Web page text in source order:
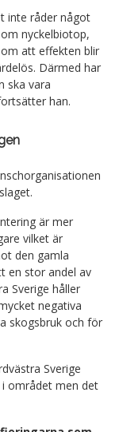
inte råder något
nyckelbiotop,
att effekten blir
Därmed har
ska vara
han.
är mer
vilket är
den gamla
en stor andel av
Sverige håller
negativa
skogsbruk och för
Sverige
området men det